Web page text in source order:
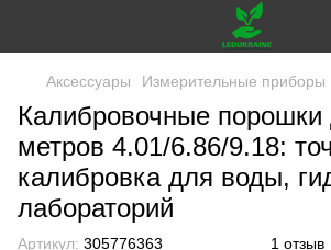
Аксессуары Измерительные приборы
Калибровочные порошки
метров 4.01/6.86/9.18:
калибровка для воды,
лабораторий
Артикул: 305776363 1 отзыв